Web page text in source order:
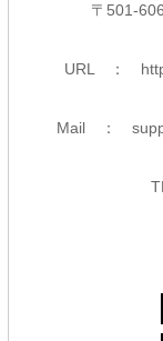
〒 501-
URL ：
Mail ：